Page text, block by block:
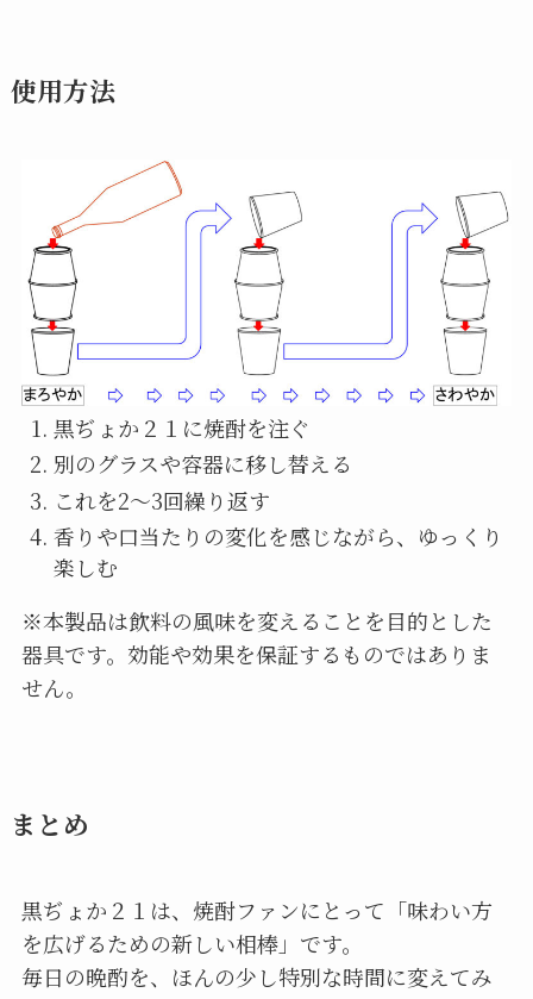
使用方法
黒ぢょか２１に焼酎を注ぐ
別のグラスや容器に移し替える
これを2〜3回繰り返す
香りや口当たりの変化を感じながら、ゆっくり
楽しむ
※本製品は飲料の風味を変えることを目的とした
器具です。効能や効果を保証するものではありま
せん。
まとめ
黒ぢょか２１は、焼酎ファンにとって「味わい方
を広げるための新しい相棒」です。
毎日の晩酌を、ほんの少し特別な時間に変えてみ